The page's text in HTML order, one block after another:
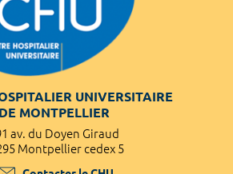
UNIVERSITAIRE
DE MONTPELLIER
av. du Doyen Giraud
Montpellier cedex 5